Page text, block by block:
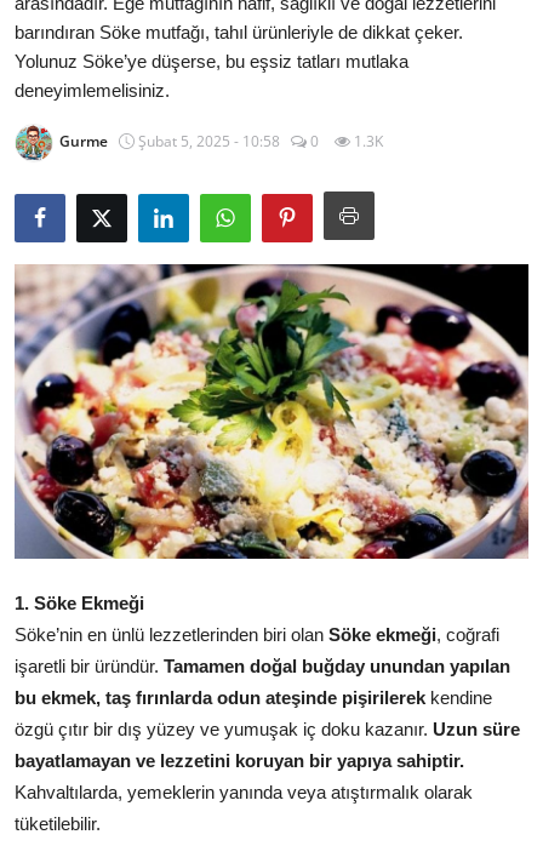
Gıda Güvenliği & Bilimi
Mutfak Püf Noktaları & İpuçları
Mekan & Lezzet Rotaları
Temel Gıda ve Ürün Rehberleri
İçecek Kültürü & Barista
Yöresel Tarifler & Ev Yemekleri
Gıda Güvenliği & Sağlık
İçecek Kültürü & Rehberleri
Popüler Kültür & Mutfak Tarihi
Mutfak Temizliği & Pratik Bilgiler
Anne & Bebek Beslenmesi
Mutfak Sırları & Teknikler
Gıda Sözlüğü & Nedir?
Yemek Tarifleri & Menüler
barındıran Söke mutfağı, tahıl ürünleriyle de dikkat çeker.
Yolunuz Söke’ye düşerse, bu eşsiz tatları mutlaka
deneyimlemelisiniz.
Gurme Şubat 5, 2025 - 10:58 0 1.3K
1. Söke Ekmeği
Söke’nin en ünlü lezzetlerinden biri olan Söke ekmeği, coğrafi
işaretli bir üründür. Tamamen doğal buğday unundan yapılan
bu ekmek, taş fırınlarda odun ateşinde pişirilerek kendine
özgü çıtır bir dış yüzey ve yumuşak iç doku kazanır. Uzun süre
bayatlamayan ve lezzetini koruyan bir yapıya sahiptir.
Kahvaltılarda, yemeklerin yanında veya atıştırmalık olarak
tüketilebilir.